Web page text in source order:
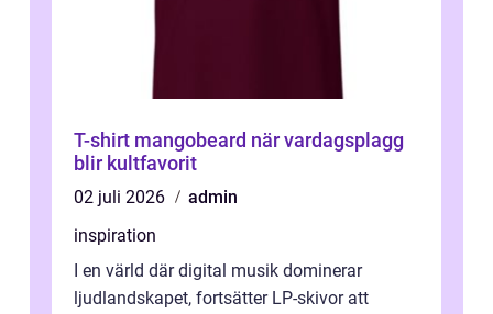
T-shirt mangobeard när vardagsplagg
blir kultfavorit
02 juli 2026
admin
inspiration
I en värld där digital musik dominerar
ljudlandskapet, fortsätter LP-skivor att